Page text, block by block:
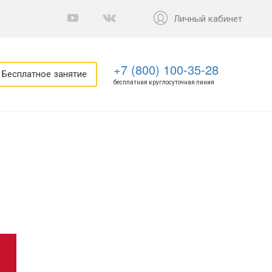
Личный кабинет
Бесплатное занятие +7 (800) 100-35-28
бесплатная круглосуточная линия